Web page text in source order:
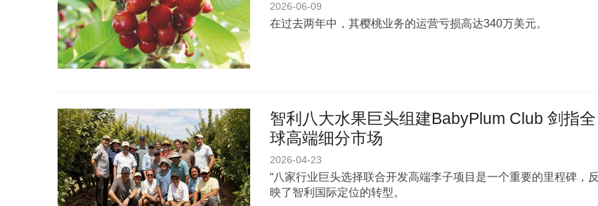
2026-06-09
在过去两年中，其樱桃业务的运营亏损高达340万美元。
智利八大水果巨头组建BabyPlum Club 剑指全
球高端细分市场
2026-04-23
“八家行业巨头选择联合开发高端李子项目是一个重要的里程碑，反
映了智利国际定位的转型。